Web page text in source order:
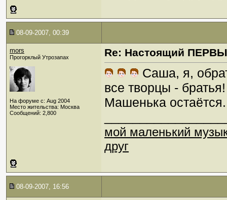
08-09-2007, 00:39
mors
Прогорклый Утрозапах
На форуме с: Aug 2004
Место жительства: Москва
Сообщений: 2,800
Re: Настоящий
Саша, я,
все творцы -
Машенька
мой маленький
друг
08-09-2007, 16:56